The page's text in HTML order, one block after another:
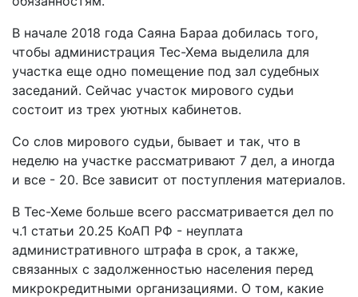
В начале 2018 года Саяна Бараа добилась того,
чтобы администрация Тес-Хема выделила для
участка еще одно помещение под зал судебных
заседаний. Сейчас участок мирового судьи
состоит из трех уютных кабинетов.
Со слов мирового судьи, бывает и так, что в
неделю на участке рассматривают 7 дел, а иногда
и все - 20. Все зависит от поступления материалов.
В Тес-Хеме больше всего рассматривается дел по
ч.1 статьи 20.25 КоАП РФ - неуплата
административного штрафа в срок, а также,
связанных с задолженностью населения перед
микрокредитными организациями. О том, какие